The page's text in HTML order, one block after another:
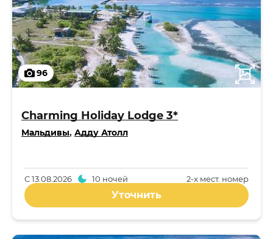
96
Charming Holiday Lodge 3*
Мальдивы, Адду Атолл
2-x мест. номер
С13.08.2026 10 ночей
Уточнить